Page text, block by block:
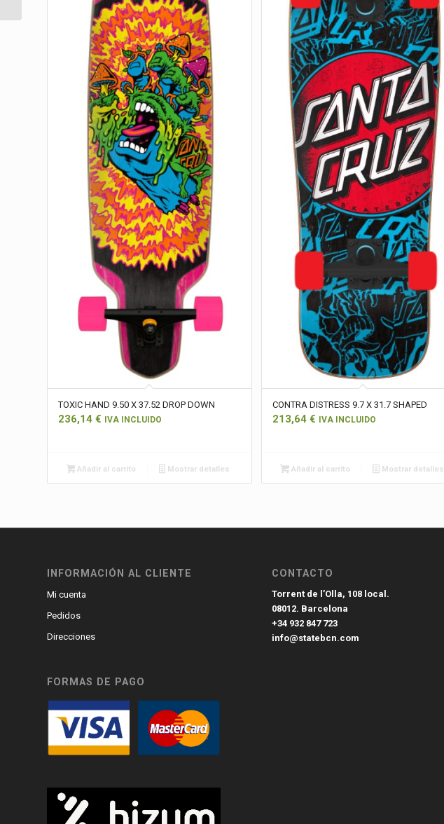
TOXIC HAND 9.50 X 37.52 DROP DOWN
236,14 € IVA INCLUIDO
Añadir al carrito Mostrar detalles
CONTRA DISTRESS 9.7 X 31.7 SHAPED
213,64 € IVA INCLUIDO
Añadir al carrito Mostrar detalles
INFORMACIÓN AL CLIENTE
Mi cuenta
Pedidos
Direcciones
FORMAS DE PAGO
CONTACTO
Torrent de l’Olla, 108 local.
08012. Barcelona
+34 932 847 723
info@statebcn.com